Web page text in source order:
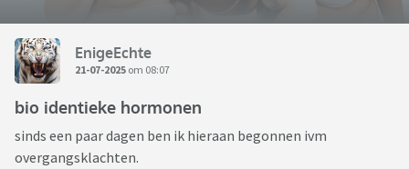
EnigeEchte
21-07-2025 om 08:07
bio identieke hormonen
sinds een paar dagen ben ik hieraan begonnen ivm
overgangsklachten.